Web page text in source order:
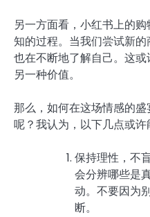
另一方面看，小红书上的
知的过程。当我们尝试新
也在不断地了解自己。这
另一种价值。
那么，如何在这场情感的
呢？我认为，以下几点或许
保持理性，不
会分辨哪些是
动。不要因为
断。